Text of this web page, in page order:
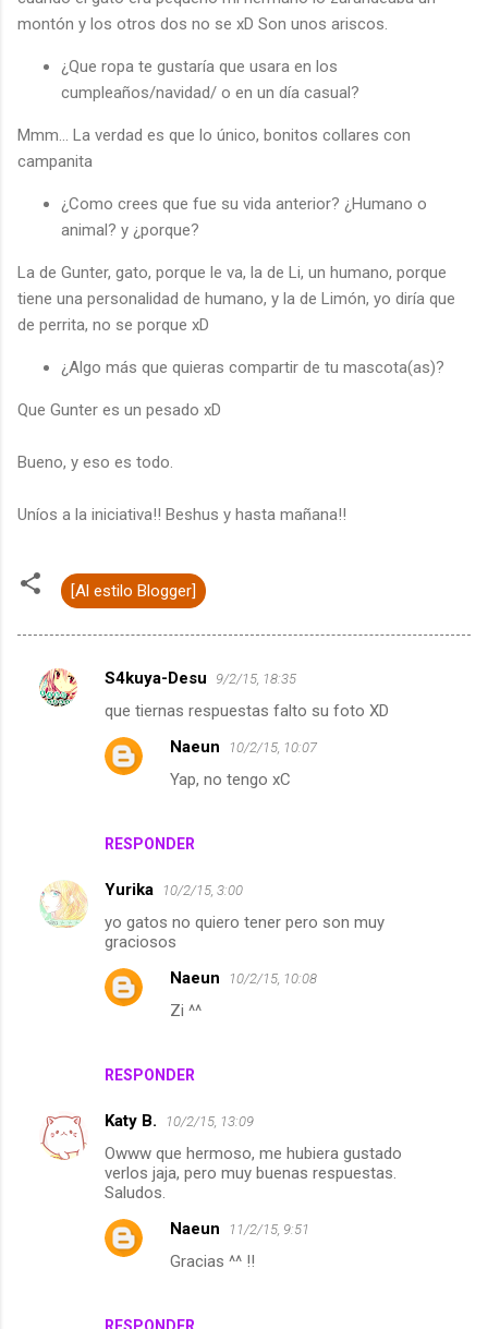
montón y los otros dos no se xD Son unos ariscos.
¿Que ropa te gustaría que usara en los
cumpleaños/navidad/ o en un día casual?
Mmm... La verdad es que lo único, bonitos collares con
campanita
¿Como crees que fue su vida anterior? ¿Humano o
animal? y ¿porque?
La de Gunter, gato, porque le va, la de Li, un humano, porque
tiene una personalidad de humano, y la de Limón, yo diría que
de perrita, no se porque xD
¿Algo más que quieras compartir de tu mascota(as)?
Que Gunter es un pesado xD
Bueno, y eso es todo.
Uníos a la iniciativa!! Beshus y hasta mañana!!
[Al estilo Blogger]
C
r
S4kuya-Desu 9/2/15, 18:35
que tiernas respuestas falto su foto XD
RESPONDER
Naeun 10/2/15, 10:07
Yap, no tengo xC
Yurika 10/2/15, 3:00
yo gatos no quiero tener pero son muy
graciosos
RESPONDER
Naeun 10/2/15, 10:08
Zi ^^
Katy B. 10/2/15, 13:09
Owww que hermoso, me hubiera gustado
verlos jaja, pero muy buenas respuestas.
Saludos.
Naeun 11/2/15, 9:51
Gracias ^^ !!